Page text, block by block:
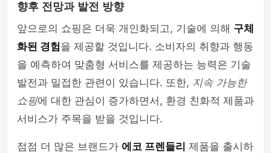
향후 전망과 발전 방향
앞으로의 쇼핑은 더욱 개인화되고, 기술에 의해 구체
화된 경험을 제공할 것입니다. 소비자의 취향과 행동
을 예측하여 맞춤형 서비스를 제공하는 능력은 기술
발전과 밀접한 관련이 있습니다. 또한, 지속 가능한
쇼핑에 대한 관심이 증가하면서, 환경 친화적 제품과
서비스가 주목을 받을 것입니다.
점점 더 많은 브랜드가 에코 프렌들리 제품을 출시하